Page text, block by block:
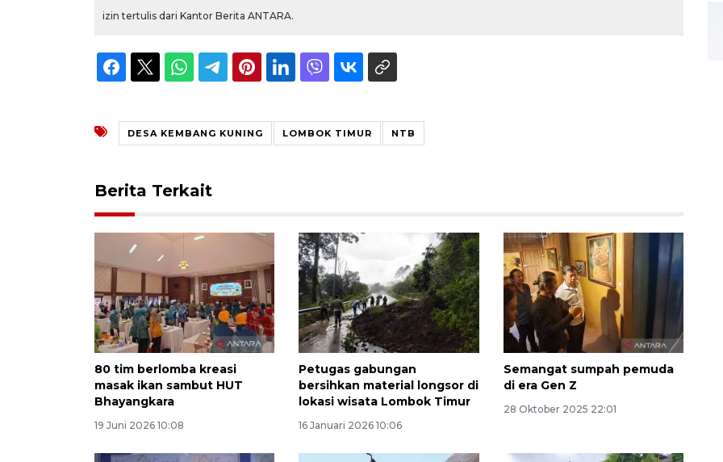
izin tertulis dari Kantor Berita ANTARA.
DESA KEMBANG KUNING LOMBOK TIMUR NTB
Berita Terkait
80 tim berlomba kreasi
masak ikan sambut HUT
Bhayangkara
19 Juni 2026 10:08
Petugas gabungan
bersihkan material longsor di
lokasi wisata Lombok Timur
16 Januari 2026 10:06
Semangat sumpah pemuda
di era Gen Z
28 Oktober 2025 22:01